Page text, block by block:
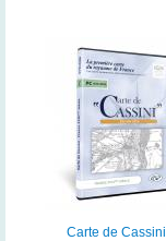
Carte de Cassini